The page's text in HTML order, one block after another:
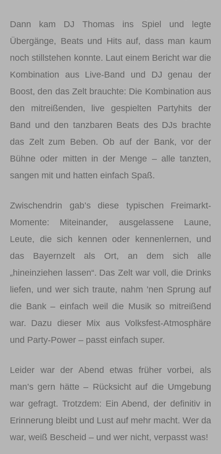
Dann kam DJ Thomas ins Spiel und legte
Übergänge, Beats und Hits auf, dass man kaum
noch stillstehen konnte. Laut einem Bericht war die
Kombination aus Live-Band und DJ genau der
Boost, den das Zelt brauchte: Die Kombination aus
den mitreißenden, live gespielten Partyhits der
Band und den tanzbaren Beats des DJs brachte
das Zelt zum Beben. Ob auf der Bank, vor der
Bühne oder mitten in der Menge – alle tanzten,
sangen mit und hatten einfach Spaß.
Zwischendrin gab’s diese typischen Freimarkt-
Momente: Miteinander, ausgelassene Laune,
Leute, die sich kennen oder kennenlernen, und
das Bayernzelt als Ort, an dem sich alle
„hineinziehen lassen“. Das Zelt war voll, die Drinks
liefen, und wer sich traute, nahm ’nen Sprung auf
die Bank – einfach weil die Musik so mitreißend
war. Dazu dieser Mix aus Volksfest-Atmosphäre
und Party-Power – passt einfach super.
Leider war der Abend etwas früher vorbei, als
man’s gern hätte – Rücksicht auf die Umgebung
war gefragt. Trotzdem: Ein Abend, der definitiv in
Erinnerung bleibt und Lust auf mehr macht. Wer da
war, weiß Bescheid – und wer nicht, verpasst was!